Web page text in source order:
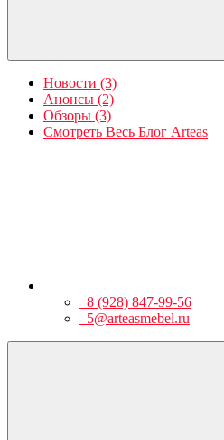
Новости (3)
Анонсы (2)
Обзоры (3)
Смотреть Весь Блог Arteas
8 (928) 847-99-56
5@arteasmebel.ru